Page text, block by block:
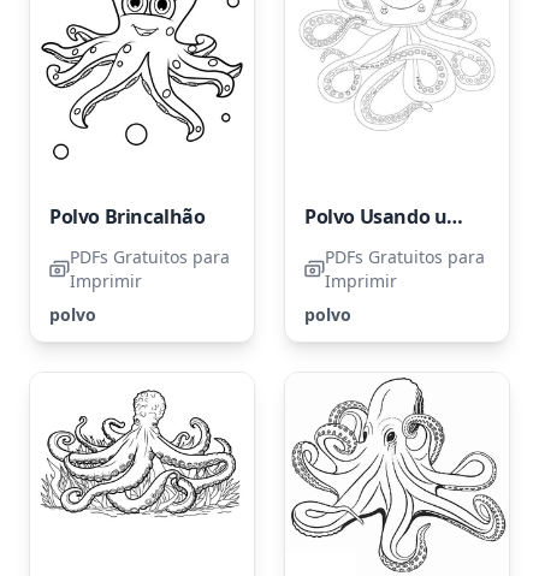
Polvo Brincalhão
PDFs Gratuitos para
Imprimir
polvo
Polvo Usando um Capacete de Mergulho Antigo
PDFs Gratuitos para
Imprimir
polvo